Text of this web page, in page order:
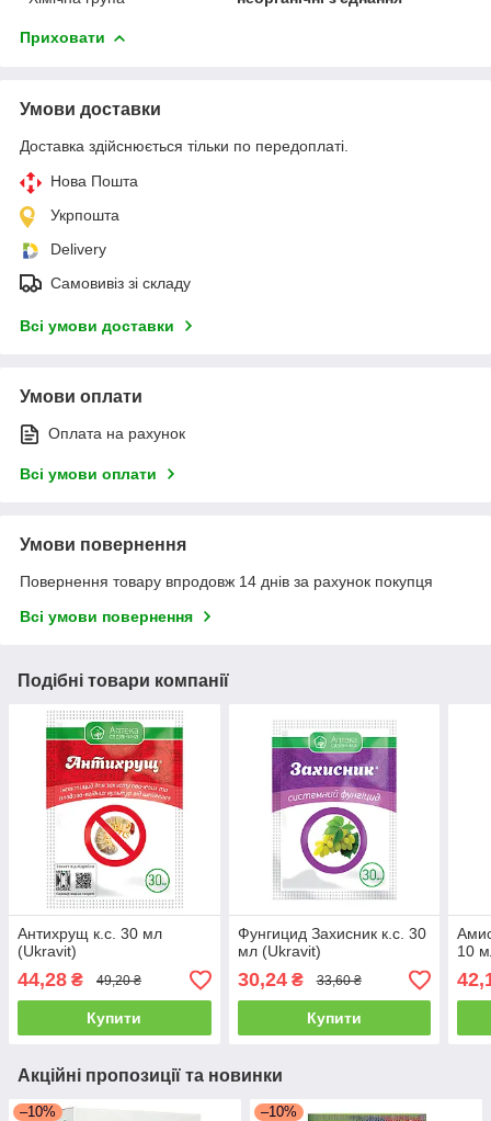
Приховати
Умови доставки
Доставка здійснюється тільки по передоплаті.
Нова Пошта
Укрпошта
Delivery
Самовивіз зі складу
Всі умови доставки
Умови оплати
Оплата на рахунок
Всі умови оплати
Умови повернення
Повернення товару впродовж 14 днів за рахунок покупця
Всі умови повернення
Подібні товари компанії
Антихрущ к.с. 30 мл
(Ukravit)
44,28 ₴ 49,20 ₴
Купити
Фунгицид Захисник к.с. 30
мл (Ukravit)
30,24₴ 33,60 ₴
Купити
10
Акційні пропозиції та новинки
–10% –10%